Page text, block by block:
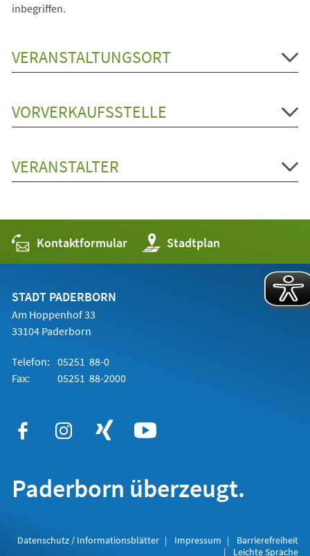
inbegriffen.
VERANSTALTUNGSORT
VORVERKAUFSSTELLE
VERANSTALTER
Kontaktformular Stadtplan
(Öffnet
in
einem
STADT PADERBORN
Am Hoppenhof 33
33104 Paderborn
Telefon: 05251 88-0
Fax:
05251 88-2000
Paderborn überzeugt.
Datenschutz / Informationsblätter Impressum
Barrierefreiheit
Leichte Sprache